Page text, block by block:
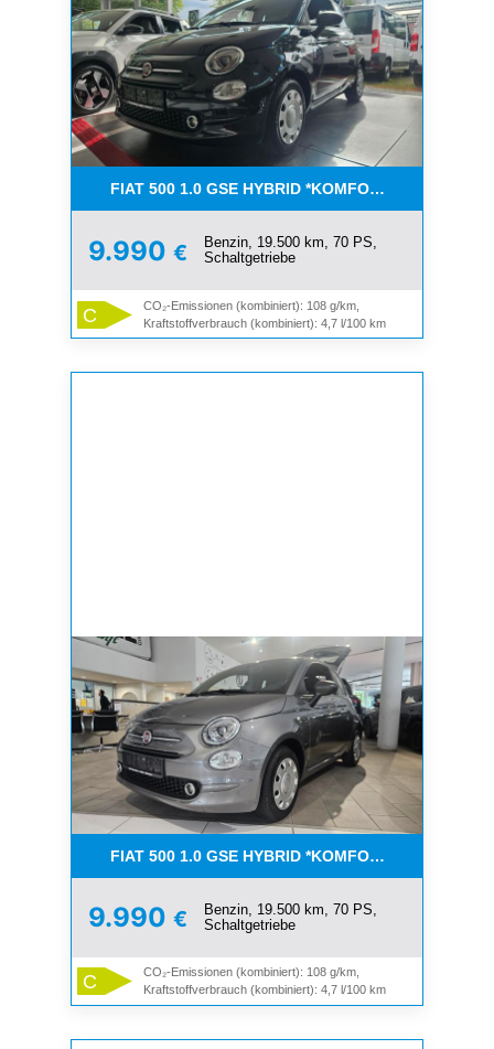
FIAT 500 1.0 GSE HYBRID *KOMFORT PAKET*CAR-
9.990 €
Benzin, 19.500 km, 70 PS,
Schaltgetriebe
C
CO₂-Emissionen (kombiniert): 108 g/km,
Kraftstoffverbrauch (kombiniert): 4,7 l/100 km
FIAT 500 1.0 GSE HYBRID *KOMFORT PAKET*CAR-
9.990 €
Benzin, 19.500 km, 70 PS,
Schaltgetriebe
C
CO₂-Emissionen (kombiniert): 108 g/km,
Kraftstoffverbrauch (kombiniert): 4,7 l/100 km